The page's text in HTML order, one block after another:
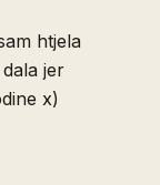
htjela
jer
x)